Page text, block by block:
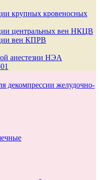
крупных кровеносных
центральных вен НКЦВ
вен КПРВ
анестезии НЭА
декомпрессии желудочно-